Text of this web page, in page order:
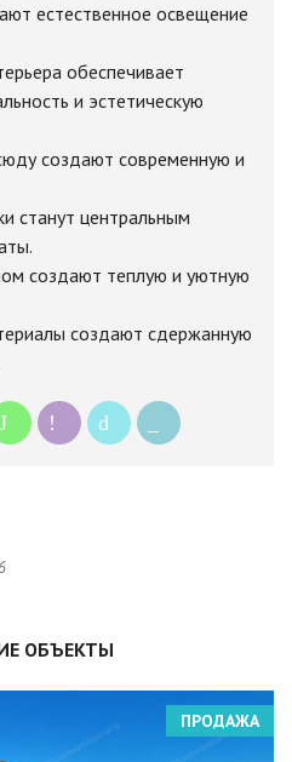
естественное освещение
обеспечивает
и эстетическую
создают современную и
станут центральным
создают теплую и уютную
создают сдержанную
ОБЪЕКТЫ
ПРОДАЖА